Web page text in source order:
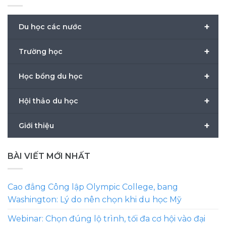
+
Du học các nước
+
Trường học
+
Học bổng du học
+
Hội thảo du học
+
Giới thiệu
BÀI VIẾT MỚI NHẤT
Cao đẳng Công lập Olympic College, bang
Washington: Lý do nên chọn khi du học Mỹ
Webinar: Chọn đúng lộ trình, tối đa cơ hội vào đại